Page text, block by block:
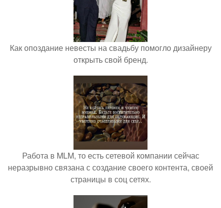
Как опоздание невесты на свадьбу помогло дизайнеру
открыть свой бренд.
Работа в MLM, то есть сетевой компании сейчас
неразрывно связана с создание своего контента, своей
страницы в соц сетях.